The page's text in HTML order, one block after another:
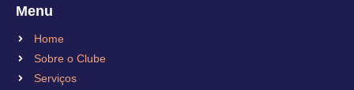
Menu
Home
Sobre o Clube
Serviços